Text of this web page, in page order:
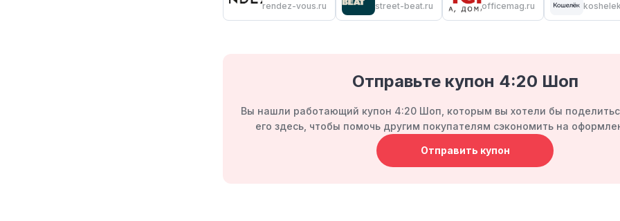
rendez-vous.ru street-beat.ru officemag.ru
Отправьте купон 4:20 Шоп
Вы нашли работающий купон 4:20 Шоп, которым вы хотели бы
его здесь, чтобы помочь другим покупателям сэкономить на
Отправить купон